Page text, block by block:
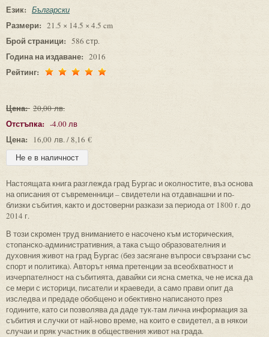
Език: Български
Размери: 21.5 × 14.5 × 4.5 cm
Брой страници: 586 стр.
Година на издаване: 2016
Рейтинг:
Цена: 20,00 лв.
Отстъпка: -4.00 лв
Цена: 16,00 лв. / 8,16 €
Настоящата книга разглежда град Бургас и околностите, въз основа
на описания от съвременници – свидетели на отдавнашни и по-
близки събития, както и достоверни разкази за периода от 1800 г. до
2014 г.
В този скромен труд вниманието е насочено към историческия,
стопанско-административния, а така също образователния и
духовния живот на град Бургас (без засягане въпроси свързани със
спорт и политика). Авторът няма претенции за всеобхватност и
изчерпателност на събитията, давайки си ясна сметка, че не иска да
се мери с историци, писатели и краеведи, а само прави опит да
изследва и предаде обобщено и обективно написаното през
годините, като си позволява да даде тук-там лична информация за
събития и случки от най-ново време, на които е свидетел, а в някои
случаи и пряк участник в обществения живот на града.